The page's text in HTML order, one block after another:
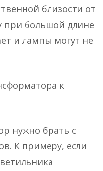
близости от
при большой длине
и лампы могут не
к
нужно брать с
К примеру, если